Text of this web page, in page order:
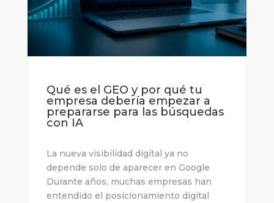
Qué es el GEO y por qué tu
empresa debería empezar a
prepararse para las búsquedas
con IA
La nueva visibilidad digital ya no
depende solo de aparecer en Google
Durante años, muchas empresas han
entendido el posicionamiento digital